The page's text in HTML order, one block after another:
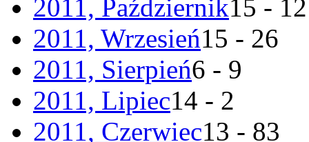
2011, Październik15 -
2011, Wrzesień15 - 26
2011, Sierpień6 - 9
2011, Lipiec14 - 2
2011, Czerwiec13 - 83